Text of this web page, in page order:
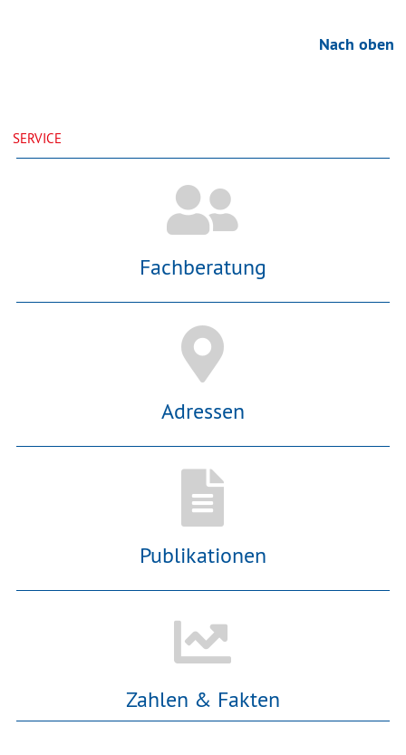
Nach oben
SERVICE
Fachberatung
Adressen
Publikationen
Zahlen & Fakten